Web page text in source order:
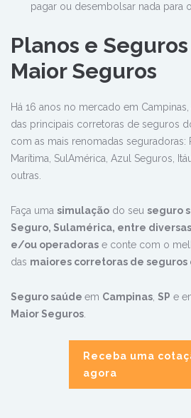
pagar ou desembolsar nada para
Planos e
Maior Seguros
Há 16 anos no mercado em
das principais corretoras de seguros
com as mais renomadas seguradoras:
Marítima, SulAmérica, Azul Seguros,
outras.
Faça uma simulação do seu seguro
Seguro, Sulamérica, entre
e/ou operadoras e conte com o
das maiores corretoras de seguros
Seguro saúde em Campinas, SP e
Maior Seguros.
Receba uma
agora